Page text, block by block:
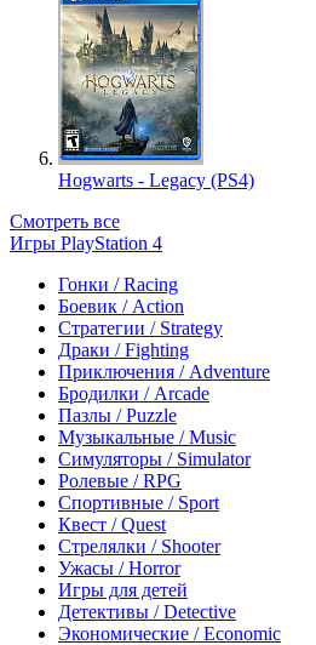
Hogwarts - Legacy (PS4)
Смотреть все
Игры PlayStation 4
Гонки / Racing
Боевик / Action
Стратегии / Strategy
Драки / Fighting
Приключения / Adventure
Бродилки / Arcade
Пазлы / Puzzle
Музыкальные / Music
Симуляторы / Simulator
Ролевые / RPG
Спортивные / Sport
Квест / Quest
Стрелялки / Shooter
Ужасы / Horror
Игры для детей
Детективы / Detective
Экономические / Economic